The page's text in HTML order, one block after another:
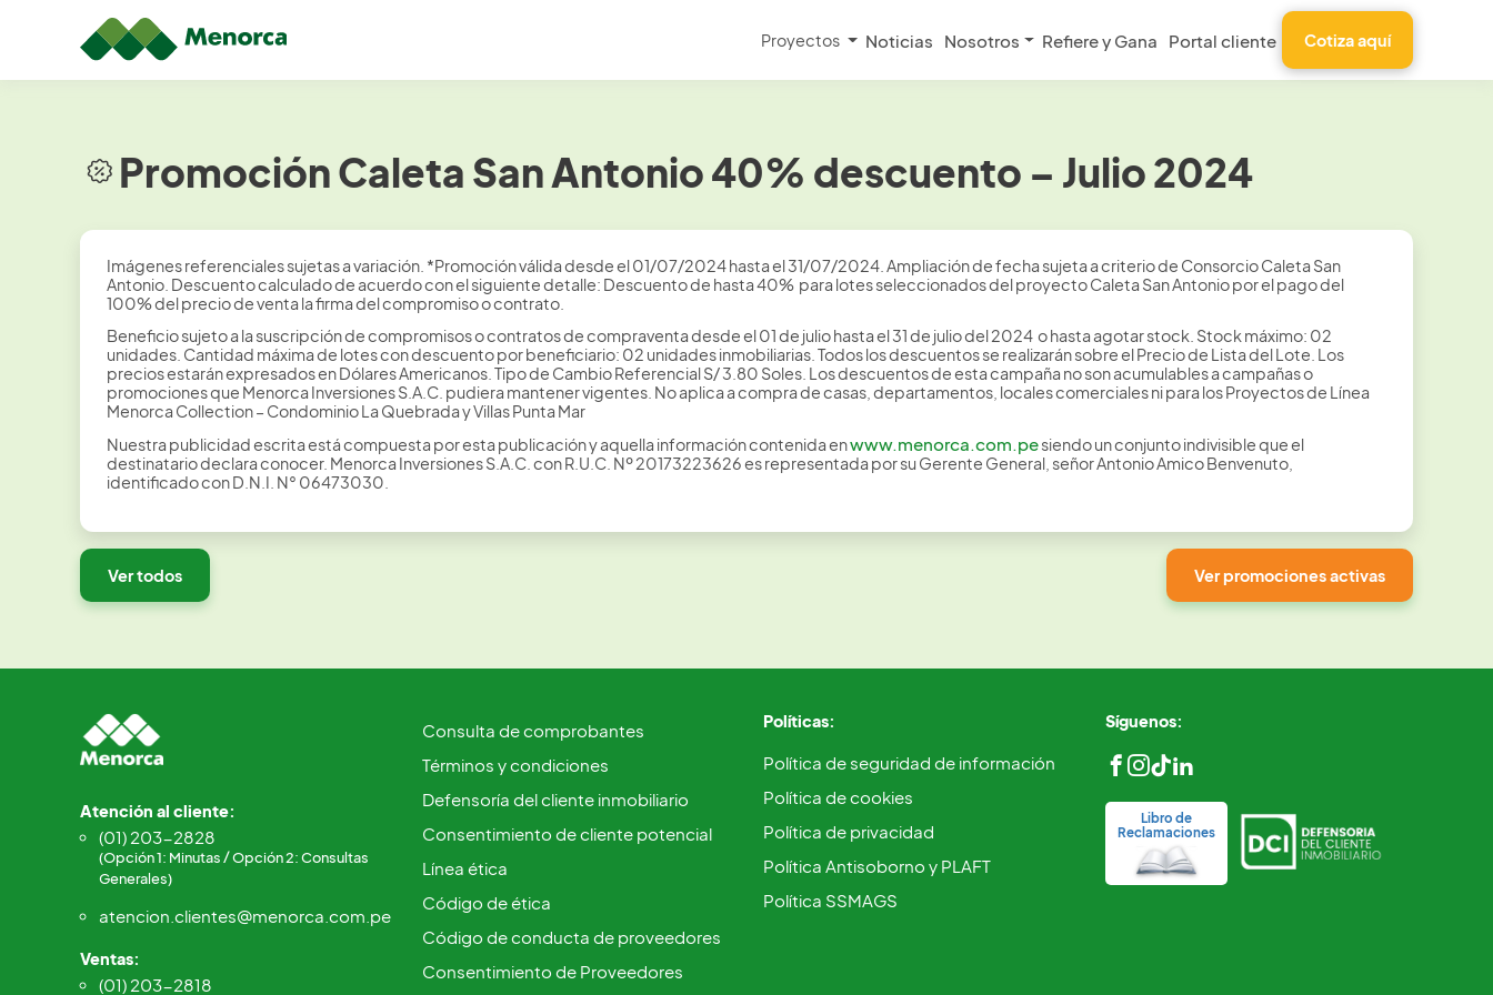
Proyectos Noticias Nosotros Refiere y Gana Portal cliente Cotiza aquí
Promoción Caleta San Antonio 40% descuento – Julio 2024
Imágenes referenciales sujetas a variación. *Promoción válida desde el 01/07/2024 hasta el 31/07/2024. Ampliación de fecha sujeta a criterio de Consorcio Caleta San
Antonio. Descuento calculado de acuerdo con el siguiente detalle: Descuento de hasta 40% para lotes seleccionados del proyecto Caleta San Antonio por el pago del
100% del precio de venta la firma del compromiso o contrato.
Beneficio sujeto a la suscripción de compromisos o contratos de compraventa desde el 01 de julio hasta el 31 de julio del 2024 o hasta agotar stock. Stock máximo: 02
unidades. Cantidad máxima de lotes con descuento por beneficiario: 02 unidades inmobiliarias. Todos los descuentos se realizarán sobre el Precio de Lista del Lote. Los
precios estarán expresados en Dólares Americanos. Tipo de Cambio Referencial S/ 3.80 Soles. Los descuentos de esta campaña no son acumulables a campañas o
promociones que Menorca Inversiones S.A.C. pudiera mantener vigentes. No aplica a compra de casas, departamentos, locales comerciales ni para los Proyectos de Línea
Menorca Collection – Condominio La Quebrada y Villas Punta Mar
Nuestra publicidad escrita está compuesta por esta publicación y aquella información contenida enwww.menorca.com.pesiendo un conjunto indivisible que el
destinatario declara conocer. Menorca Inversiones S.A.C. con R.U.C. Nº 20173223626 es representada por su Gerente General, señor Antonio Amico Benvenuto,
identificado con D.N.I. N° 06473030.
Ver todos Ver promociones activas
Atención al cliente:
(01) 203-2828
(Opción 1: Minutas / Opción 2: Consultas
Generales)
atencion.clientes@menorca.com.pe
Ventas:
(01) 203-2818
Consulta de comprobantes
Términos y condiciones
Defensoría del cliente inmobiliario
Consentimiento de cliente potencial
Línea ética
Código de ética
Código de conducta de proveedores
Consentimiento de Proveedores
Políticas:
Política de seguridad de información
Política de cookies
Política de privacidad
Política Antisoborno y PLAFT
Política SSMAGS
Síguenos:
Libro de
Reclamaciones